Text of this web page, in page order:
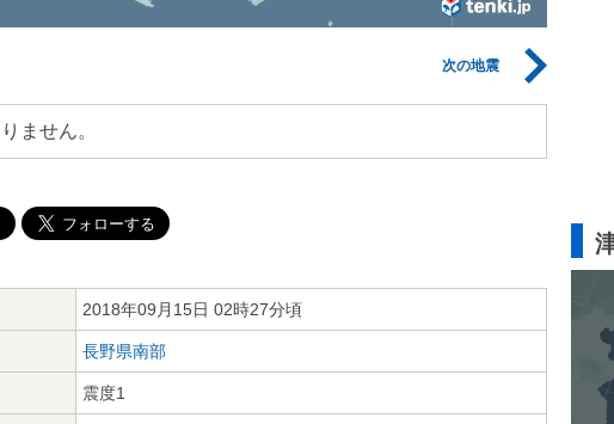
次の地震
ません。
2018年09月15日 02時27分頃
長野県南部
震度1